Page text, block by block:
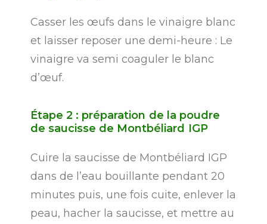
Casser les œufs dans le vinaigre blanc
et laisser reposer une demi-heure : Le
vinaigre va semi coaguler le blanc
d’œuf.
Étape 2 : préparation de la poudre
de saucisse de Montbéliard IGP
Cuire la saucisse de Montbéliard IGP
dans de l’eau bouillante pendant 20
minutes puis, une fois cuite, enlever la
peau, hacher la saucisse, et mettre au